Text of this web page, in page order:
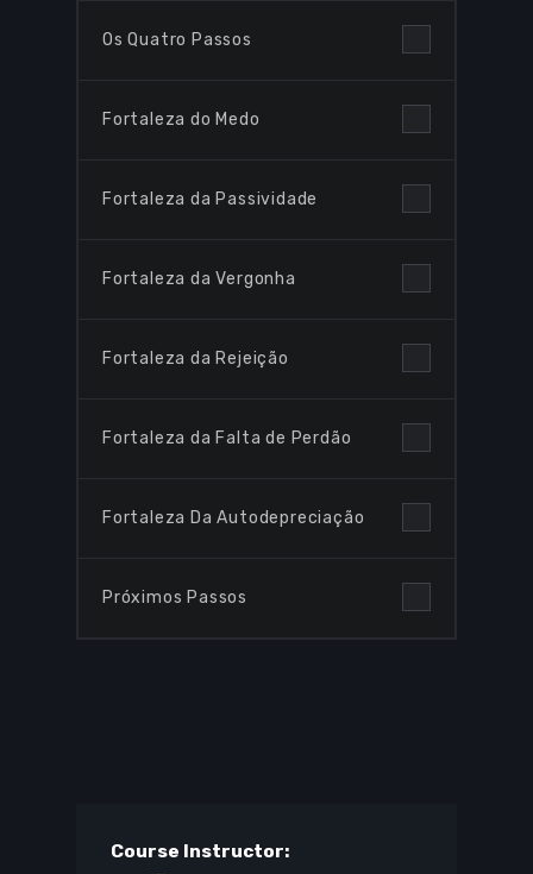
Os Quatro Passos
Fortaleza do Medo
Fortaleza da Passividade
Fortaleza da Vergonha
Fortaleza da Rejeição
Fortaleza da Falta de Perdão
Fortaleza Da Autodepreciação
Próximos Passos
Course Instructor:
Browse Courses